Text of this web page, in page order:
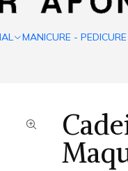
MANICURE - PEDICURE